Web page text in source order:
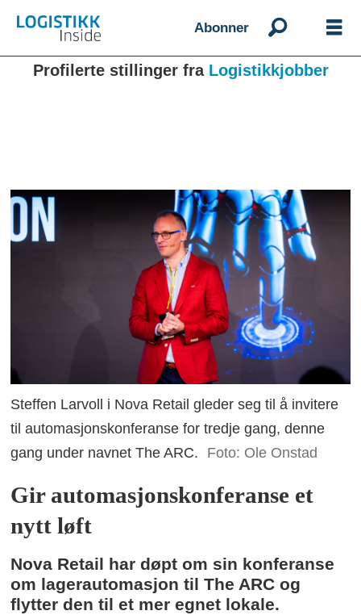
Abonner
Profilerte stillinger fra Logistikkjobber
Steffen Larvoll i Nova Retail gleder seg til å invitere
til automasjonskonferanse for tredje gang, denne
gang under navnet The ARC.
Foto: Ole Onstad
Gir automasjonskonferanse et
nytt løft
Nova Retail har døpt om sin konferanse
om lagerautomasjon til The ARC og
flytter den til et mer egnet lokale.